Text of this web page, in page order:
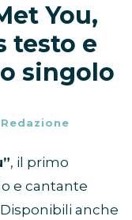
You,
testo e
singolo
, il primo
e cantante
Disponibili anche